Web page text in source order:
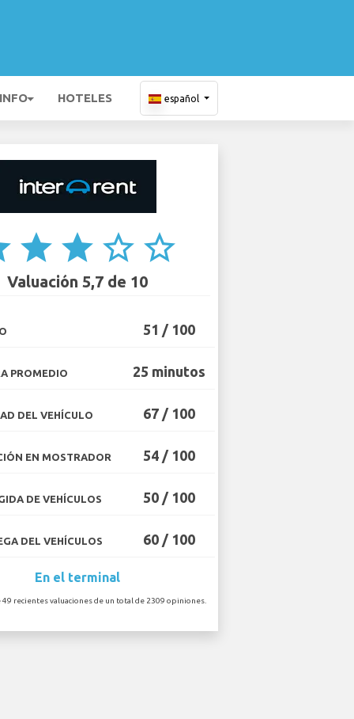
HOTELES español
star star star_border star_border
Valuación 5,7 de 10
51 / 100
PROMEDIO 25 minutos
DEL VEHÍCULO 67 / 100
EN MOSTRADOR 54 / 100
DE VEHÍCULOS 50 / 100
DEL VEHÍCULOS 60 / 100
En el terminal
49 recientes valuaciones de un total de 2309 opiniones.